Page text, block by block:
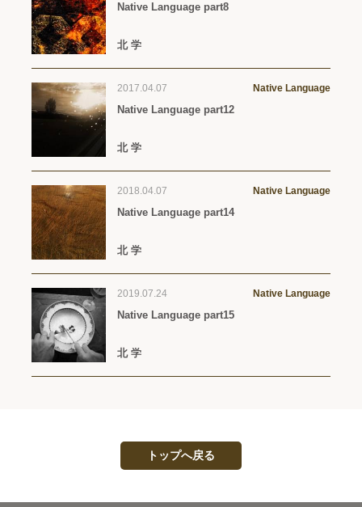
Native Language part8
北 学
2017.04.07 Native Language
Native Language part12
北 学
2018.04.07 Native Language
Native Language part14
北 学
2019.07.24 Native Language
Native Language part15
北 学
トップへ戻る